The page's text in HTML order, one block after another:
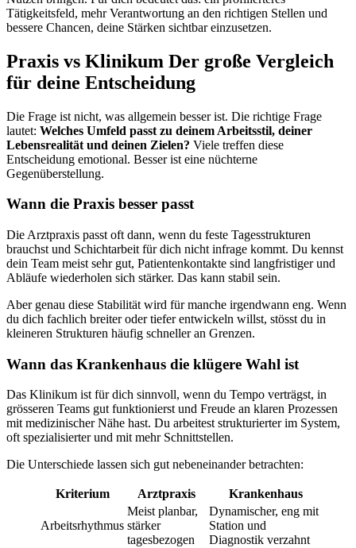
Tätigkeitsfeld, mehr Verantwortung an den richtigen Stellen und
bessere Chancen, deine Stärken sichtbar einzusetzen.
Praxis vs Klinikum Der große Vergleich
für deine Entscheidung
Die Frage ist nicht, was allgemein besser ist. Die richtige Frage
lautet: Welches Umfeld passt zu deinem Arbeitsstil, deiner
Lebensrealität und deinen Zielen? Viele treffen diese
Entscheidung emotional. Besser ist eine nüchterne
Gegenüberstellung.
Wann die Praxis besser passt
Die Arztpraxis passt oft dann, wenn du feste Tagesstrukturen
brauchst und Schichtarbeit für dich nicht infrage kommt. Du kennst
dein Team meist sehr gut, Patientenkontakte sind langfristiger und
Abläufe wiederholen sich stärker. Das kann stabil sein.
Aber genau diese Stabilität wird für manche irgendwann eng. Wenn
du dich fachlich breiter oder tiefer entwickeln willst, stösst du in
kleineren Strukturen häufig schneller an Grenzen.
Wann das Krankenhaus die klügere Wahl ist
Das Klinikum ist für dich sinnvoll, wenn du Tempo verträgst, in
grösseren Teams gut funktionierst und Freude an klaren Prozessen
mit medizinischer Nähe hast. Du arbeitest strukturierter im System,
oft spezialisierter und mit mehr Schnittstellen.
Die Unterschiede lassen sich gut nebeneinander betrachten:
Kriterium Arztpraxis Krankenhaus
Arbeitsrhythmus
Meist planbar,
stärker
tagesbezogen
Dynamischer, eng mit
Station und
Diagnostik verzahnt